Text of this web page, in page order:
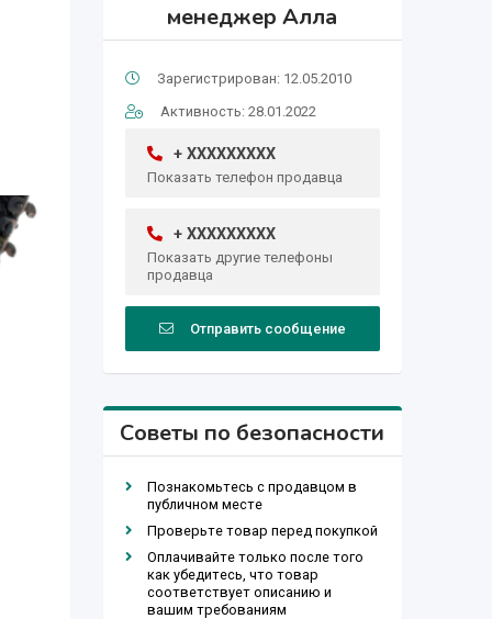
менеджер Алла
Зарегистрирован: 12.05.2010
Активность: 28.01.2022
+ XXXXXXXXX
Показать телефон продавца
+ XXXXXXXXX
Показать другие телефоны
продавца
Отправить сообщение
Советы по безопасности
Познакомьтесь с продавцом в
публичном месте
Проверьте товар перед покупкой
Оплачивайте только после того
как убедитесь, что товар
соответствует описанию и
вашим требованиям